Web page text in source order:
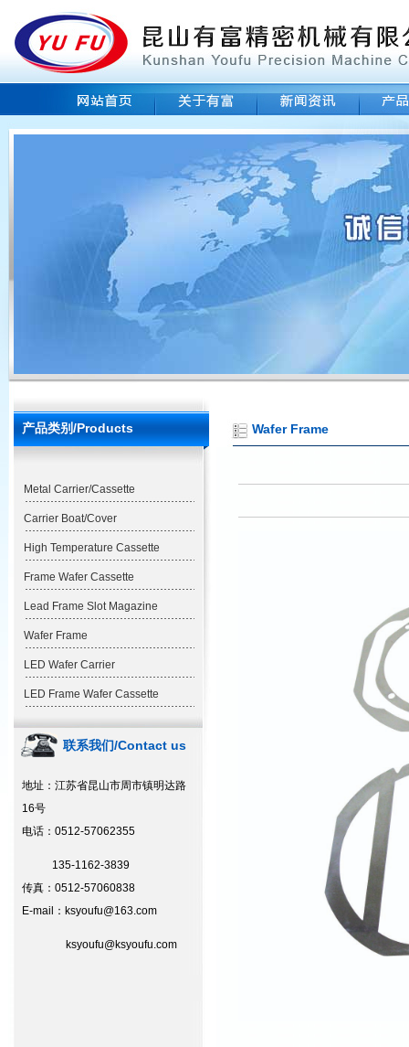
产品类别/Products
Metal Carrier/Cassette
Carrier Boat/Cover
High Temperature Cassette
Frame Wafer Cassette
Lead Frame Slot Magazine
Wafer Frame
LED Wafer Carrier
LED Frame Wafer Cassette
联系我们/Contact us
地址：江苏省昆山市周市镇明达路
16号
电话：0512-57062355
135-1162-3839
传真：0512-57060838
E-mail：ksyoufu@163.com
ksyoufu@ksyoufu.com
Wafer Frame